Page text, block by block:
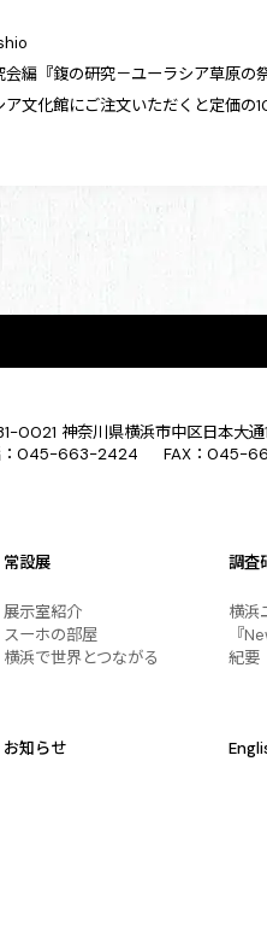
会編『鍑の研究－ユーラシア草原の
ア文化館にご注文いただくと定価
0021 神奈川県横浜市中区日本大通
：045-663-2424 FAX：045-
常設展
展示室紹介
スーホの部屋
横浜で世界とつながる
調査
横浜
『
紀要
お知らせ